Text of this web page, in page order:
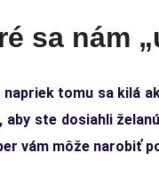
sa nám
tomu sa kilá
ste dosiahli
vám môže narobiť